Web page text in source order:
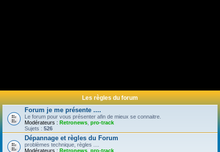
Les règles du forum
Forum je me présente ....
Le forum pour vous présenter afin de mieux se connaitre.
Modérateurs : Retronews, pro-track
Sujets : 526
Dépannage et règles du Forum
problèmes technique, règles ....
Modérateurs : Retronews, pro-track